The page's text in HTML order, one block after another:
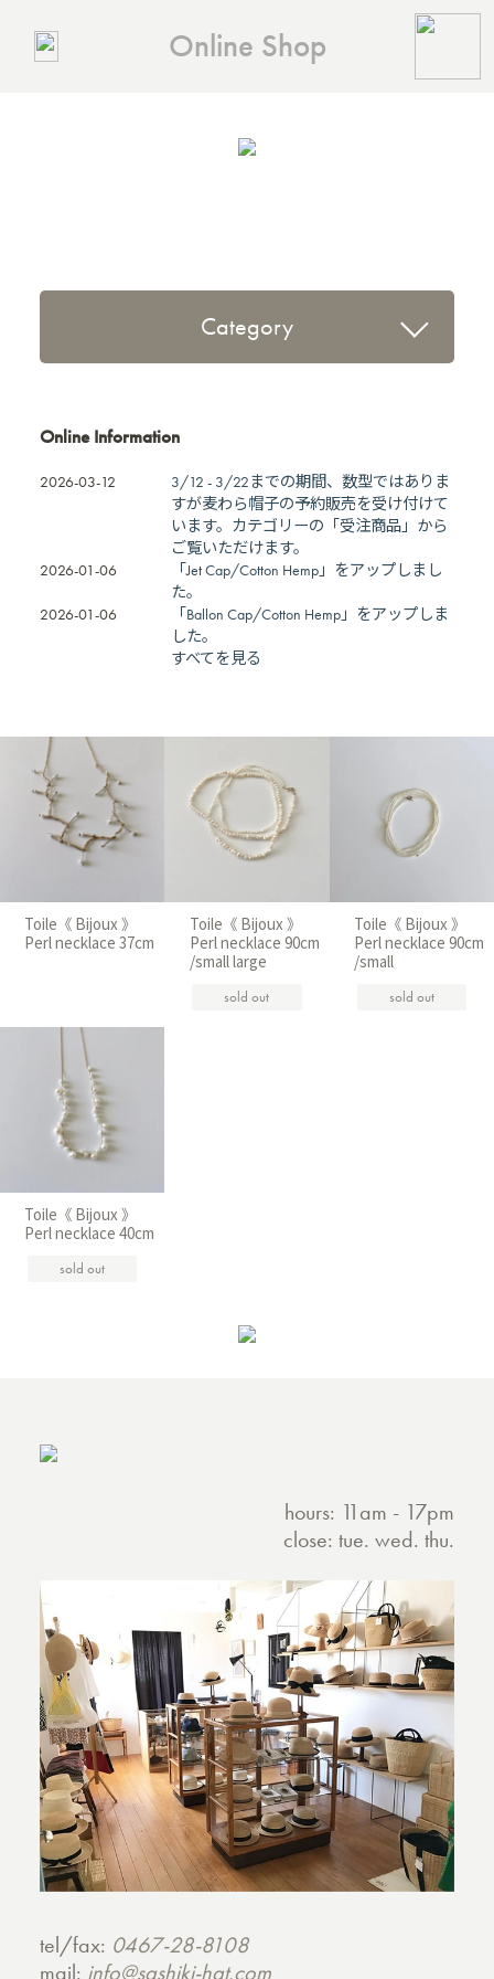
Online Shop
Category
Online Information
2026-03-12
3/12 - 3/22までの期間、数型ではありま
すが麦わら帽子の予約販売を受け付けて
います。カテゴリーの「受注商品」から
ご覧いただけます。
2026-01-06
「Jet Cap/Cotton Hemp」をアップしまし
た。
2026-01-06
「Ballon Cap/Cotton Hemp」をアップしま
した。
すべてを見る
Toile《 Bijoux 》
Perl necklace 37cm
Toile《 Bijoux 》
Perl necklace 90cm
/small large
sold out
Toile《 Bijoux 》
Perl necklace 90cm
/small
sold out
Toile《 Bijoux 》
Perl necklace 40cm
sold out
hours: 11am - 17pm
close: tue. wed. thu.
tel/fax: 0467-28-8108
mail: info@sashiki-hat.com